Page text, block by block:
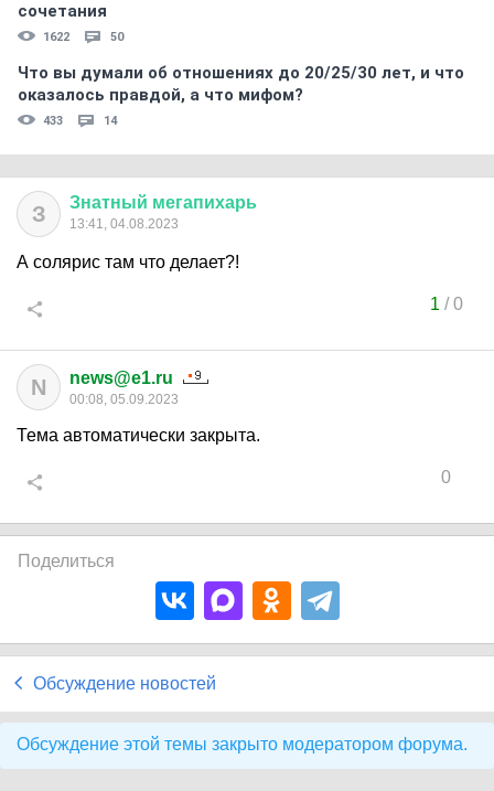
сочетания
1622 50
Что вы думали об отношениях до 20/25/30 лет, и что
оказалось правдой, а что мифом?
433 14
З Знатный мегапихарь
13:41, 04.08.2023
А солярис там что делает?!
1 /0
N news@e1.ru
00:08, 05.09.2023
Тема автоматически закрыта.
0
Поделиться
Обсуждение новостей
Обсуждение этой темы закрыто модератором форума.